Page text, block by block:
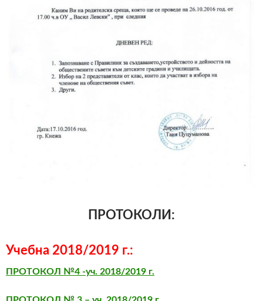
ПРОТОКОЛИ:
Учебна 2018/2019 г.:
ПРОТОКОЛ №4 -уч. 2018/2019 г.